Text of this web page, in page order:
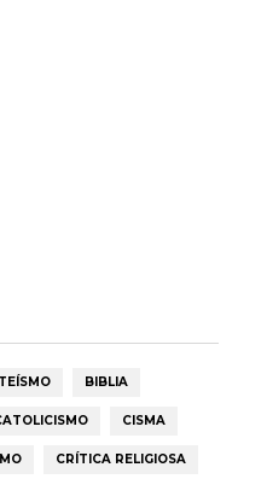
BIBLIA
CISMA
CRÍTICA RELIGIOSA